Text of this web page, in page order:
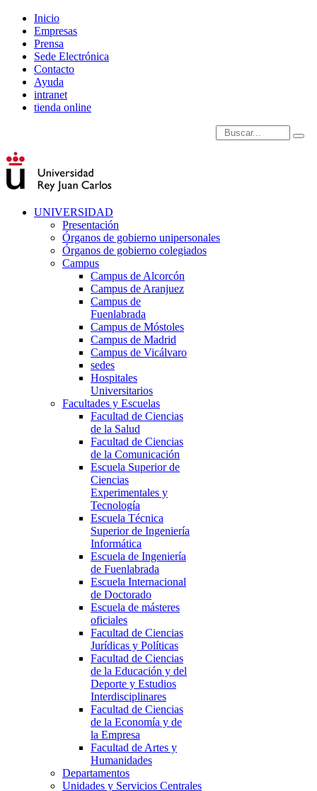
Inicio
Empresas
Prensa
Sede Electrónica
Contacto
Ayuda
intranet
tienda online
Introduce términos de
UNIVERSIDAD
Presentación
Órganos de gobierno unipersonales
Órganos de gobierno colegiados
Campus
Campus de Alcorcón
Campus de Aranjuez
Campus de
Fuenlabrada
Campus de Móstoles
Campus de Madrid
Campus de Vicálvaro
sedes
Hospitales
Universitarios
Facultades y Escuelas
Facultad de Ciencias
de la Salud
Facultad de Ciencias
de la Comunicación
Escuela Superior de
Ciencias
Experimentales y
Tecnología
Escuela Técnica
Superior de Ingeniería
Informática
Escuela de Ingeniería
de Fuenlabrada
Escuela Internacional
de Doctorado
Escuela de másteres
oficiales
Facultad de Ciencias
Jurídicas y Políticas
Facultad de Ciencias
de la Educación y del
Deporte y Estudios
Interdisciplinares
Facultad de Ciencias
de la Economía y de
la Empresa
Facultad de Artes y
Humanidades
Departamentos
Unidades y Servicios Centrales